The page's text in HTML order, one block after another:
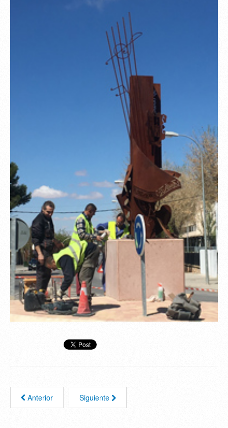
-
Anterior Siguiente